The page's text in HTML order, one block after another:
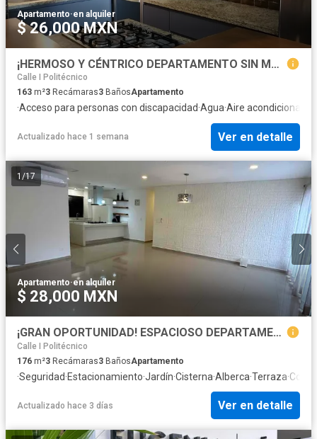
Apartamento·en alquiler
$ 26,000 MXN
¡HERMOSO Y CÉNTRICO DEPARTAMENTO SIN MUEBLES!
Calle I Politécnico
163 m²3 Recámaras3 BañosApartamento
·Acceso para personas con discapacidad·Agua·Aire acondicionado
Actualizado hace 1 semana Ver en detalle
1 /17
Apartamento·en alquiler
$ 28,000 MXN
¡GRAN OPORTUNIDAD! ESPACIOSO DEPARTAMENTO CON DOBLE TERRAZA, ZONA CENTRO DE CANCÚN
Calle I Politécnico
176 m²3 Recámaras3 BañosApartamento
·Seguridad·Estacionamiento·Jardín·Cisterna·Alberca·Terraza·
Actualizado hace 3 días Ver en detalle